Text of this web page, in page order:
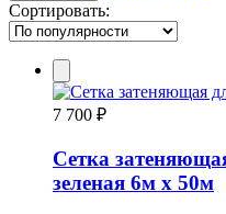
Сортировать:
7 700 ₽
Сетка
зеленая 6м х 50м